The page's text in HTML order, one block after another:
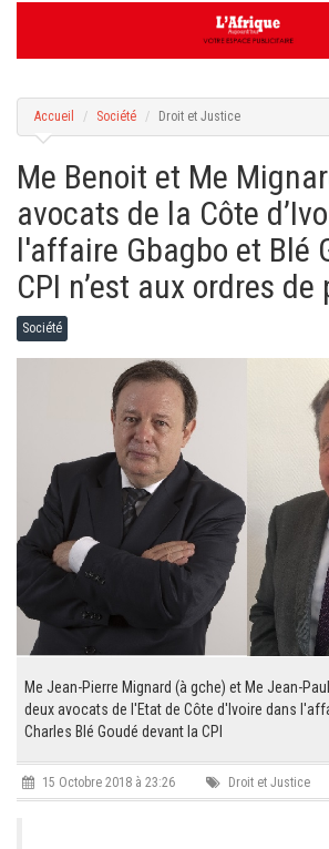
i
t
Accueil Société Droit et Justice
Me Benoit et Me
avocats de la Côte
l'affaire Gbagbo et Blé
CPI n’est aux ordres de
Société
Me Jean-Pierre Mignard (à gche) et Me Jean-
deux avocats de l'Etat de Côte d'Ivoire dans
Charles Blé Goudé devant la CPI
15 Octobre 2018 à 23:26 Droit et Justice